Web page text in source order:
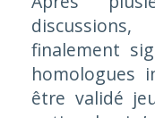
finalement
homologues
être validé